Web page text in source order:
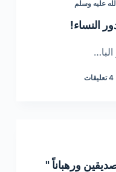
عليه وسلم
النساء!
4 تعليقات
ورهباناً "